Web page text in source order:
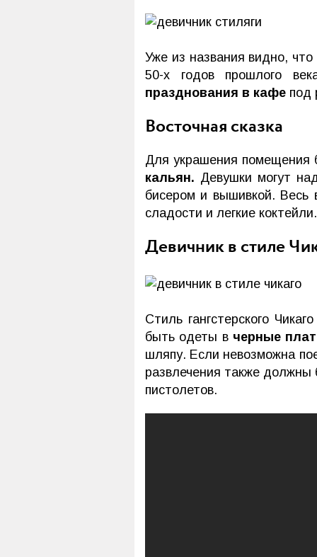
Уже из названия видно,
50-х годов прошлого
празднования в кафе под
Восточная сказка
Для украшения помещения
кальян. Девушки могут
бисером и вышивкой. Весь
сладости и легкие коктейли.
Девичник в стиле
Стиль гангстерского
быть одеты в черные
шляпу. Если невозможна
развлечения также должны
пистолетов.